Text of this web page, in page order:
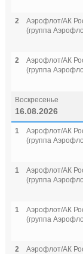
2
Аэрофлот/АК
(группа
2
Аэрофлот/АК
(группа
Воскресенье
16.08.2026
1
Аэрофлот/АК
(группа
1
Аэрофлот/АК
(группа
1
Аэрофлот/АК
(группа
2
Аэрофлот/АК